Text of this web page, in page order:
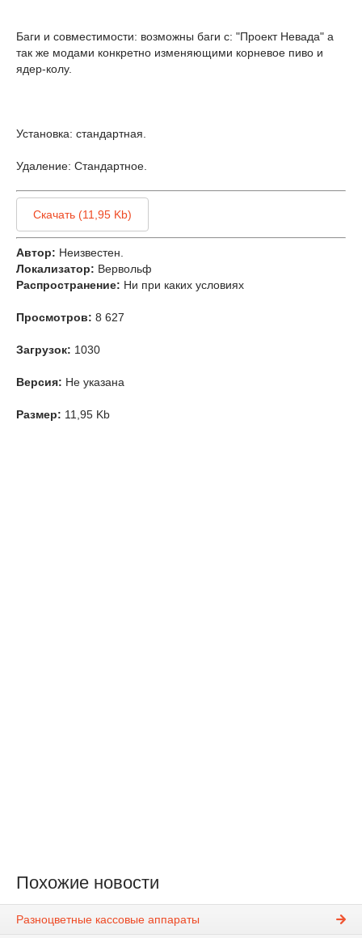
Баги и совместимости: возможны баги с: "Проект Невада" а
так же модами конкретно изменяющими корневое пиво и
ядер-колу.
Установка: стандартная.
Удаление: Стандартное.
Скачать (11,95 Kb)
Автор: Неизвестен.
Локализатор: Вервольф
Распространение: Ни при каких условиях
Просмотров: 8 627
Загрузок: 1030
Версия: Не указана
Размер: 11,95 Kb
Похожие новости
Разноцветные кассовые аппараты